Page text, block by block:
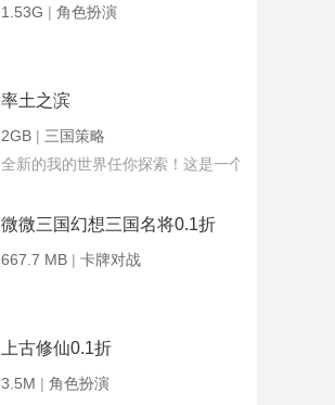
1.53G | 角色扮演
率土之滨
2GB | 三国策略
全新的我的世界任你探索！这是一个小提示字段。
微微三国幻想三国名将0.1折
667.7 MB | 卡牌对战
上古修仙0.1折
3.5M | 角色扮演